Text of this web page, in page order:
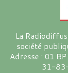
La
société
Adresse : 01
31-